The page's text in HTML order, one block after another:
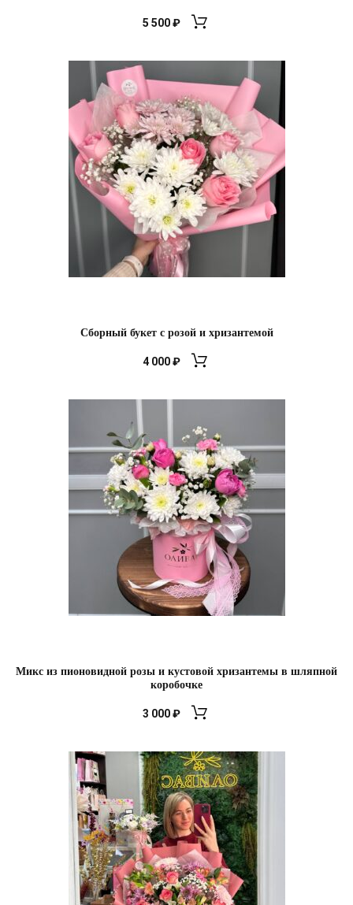
5 500₽
Сборный букет с розой и хризантемой
4 000₽
Микс из пионовидной розы и кустовой хризантемы в шляпной
коробочке
3 000₽